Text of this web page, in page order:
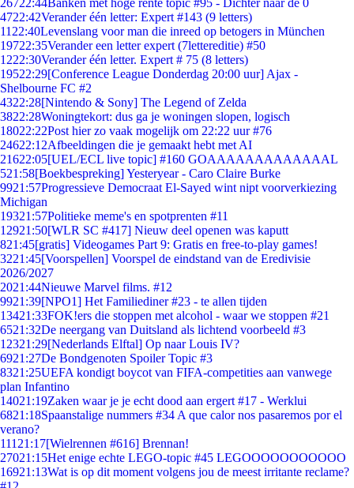
26722:44Banken met hoge rente topic #95 - Dichter naar de 0
4722:42Verander één letter: Expert #143 (9 letters)
11 22:40Levenslang voor man die inreed op betogers in München
19722:35Verander een letter expert (7lettereditie) #50
1222:30Verander één letter. Expert # 75 (8 letters)
19522:29[Conference League Donderdag 20:00 uur] Ajax -
Shelbourne FC #2
4322:28[Nintendo & Sony] The Legend of Zelda
3822:28Woningtekort: dus ga je woningen slopen, logisch
18022:22Post hier zo vaak mogelijk om 22:22 uur #76
24622:12Afbeeldingen die je gemaakt hebt met AI
21622:05[UEL/ECL live topic] #160 GOAAAAAAAAAAAAAL
521:58[Boekbespreking] Yesteryear - Caro Claire Burke
9921:57Progressieve Democraat El-Sayed wint nipt voorverkiezing
Michigan
19321:57Politieke meme's en spotprenten #11
12921:50[WLR SC #417] Nieuw deel openen was kaputt
821:45[gratis] Videogames Part 9: Gratis en free-to-play games!
3221:45[Voorspellen] Voorspel de eindstand van de Eredivisie
2026/2027
2021:44Nieuwe Marvel films. #12
9921:39[NPO1] Het Familiediner #23 - te allen tijden
13421:33FOK!ers die stoppen met alcohol - waar we stoppen #21
6521:32De neergang van Duitsland als lichtend voorbeeld #3
12321:29[Nederlands Elftal] Op naar Louis IV?
6921:27De Bondgenoten Spoiler Topic #3
8321:25UEFA kondigt boycot van FIFA-competities aan vanwege
plan Infantino
14021:19Zaken waar je je echt dood aan ergert #17 - Werklui
6821:18Spaanstalige nummers #34 A que calor nos pasaremos por el
verano?
111 21:17[Wielrennen #616] Brennan!
27021:15Het enige echte LEGO-topic #45 LEGOOOOOOOOOOO
16921:13Wat is op dit moment volgens jou de meest irritante reclame?